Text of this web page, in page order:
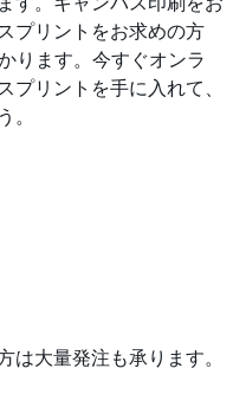
プリントをお求めの方
ります。今すぐオンラ
プリントを手に入れて、
。
は大量発注も承ります。